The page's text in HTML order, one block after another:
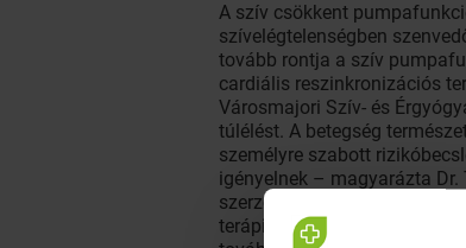
A szív csökkent
szívelégtelenségben
tovább rontja a szív
cardiális reszinkronizációs
Városmajori Szív- és
túlélést. A betegség
személyre szabott
igényelnek – magyarázta
szerzője. Ezekre a
terápia, esetlegesen